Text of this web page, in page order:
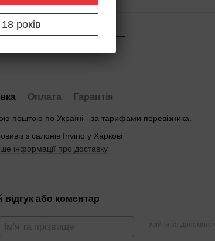
Оплата Гарантія
поштою по Україні - за тарифами перевізника.
з салонів Invino у Харкові
інформації про доставку
відгук або коментар
Увійти за допомогою
років